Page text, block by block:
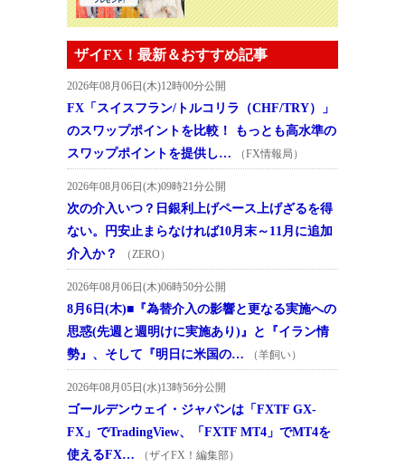
ザイFX！最新＆おすすめ記事
2026年08月06日(木)12時00分公開
FX「スイスフラン/トルコリラ（CHF/TRY）」
のスワップポイントを比較！ もっとも高水準の
スワップポイントを提供し…
（FX情報局）
2026年08月06日(木)09時21分公開
次の介入いつ？日銀利上げペース上げざるを得
ない。円安止まらなければ10月末～11月に追加
介入か？
（ZERO）
2026年08月06日(木)06時50分公開
8月6日(木)■『為替介入の影響と更なる実施への
思惑(先週と週明けに実施あり)』と『イラン情
勢』、そして『明日に米国の…
（羊飼い）
2026年08月05日(水)13時56分公開
ゴールデンウェイ・ジャパンは「FXTF GX-
FX」でTradingView、「FXTF MT4」でMT4を
使えるFX…
（ザイFX！編集部）